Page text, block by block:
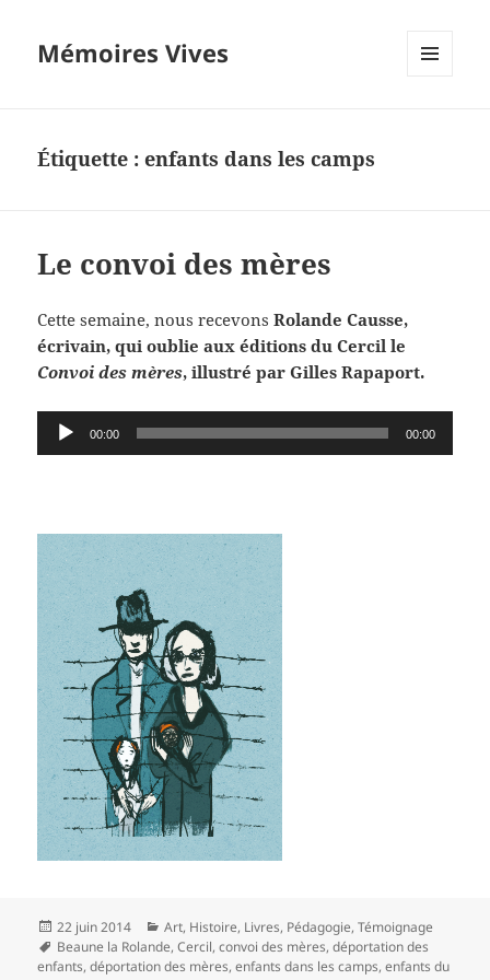
Mémoires Vives
Étiquette :enfants dans les camps
Le convoi des mères
Cette semaine, nous recevonsRolande Causse,
écrivain, qui oublie aux éditions du Cercil le
Convoi des mères, illustré par Gilles Rapaport.
Lecteur
audio
00:00 00:00
Publié
le
22 juin 2014 Catégories
Art, Histoire, Livres, Pédagogie,Témoignage
Mots-
clés
Beaune la Rolande,Cercil,convoi des mères,déportation des
enfants,déportation des mères,enfants dans les camps,enfants du